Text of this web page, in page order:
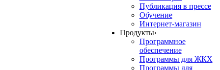
Публикация в прессе
Обучение
Интернет-магазин
Продукты›
Программное
обеспечение
Программы для ЖКХ
Программы для